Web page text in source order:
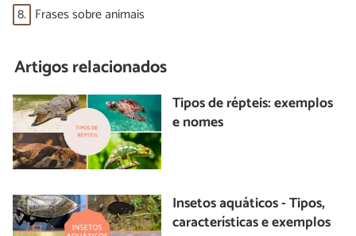
8. Frases sobre animais
Artigos relacionados
Tipos de répteis: exemplos
e nomes
Insetos aquáticos - Tipos,
características e exemplos